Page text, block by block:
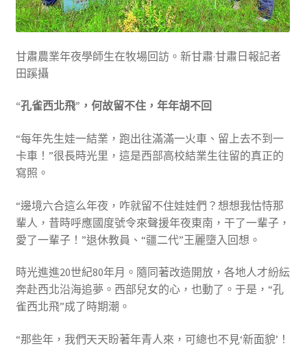
甘肅農業年夜學師生在牧場回訪。新甘肅·甘肅日報記者
田蹊攝
“孔雀西北飛”，何故留不住，年年胡不回
“每年先生娃一結業，跑出往滿滿一火車、留上去不到一
卡車！”很長時光里，這是西部高校結業生往留的真正的
寫照。
“邊境六合這么年夜，咋就留不住娃娃們？想想我怙恃那
輩人，昔時呼應國度號令來聲援年夜東南，干了一輩子，
愛了一輩子！”退休教員、“疆二代”王麗墮入回想。
時光進進20世紀80年月。隨同著改造開放，各地人才紛紜
奔赴西北沿海追夢。西部兒女的心，也動了。于是，“孔
雀西北飛”成了時期潮。
“那些年，我們天天盼著年青人來，可總也不見‘新面貌’！